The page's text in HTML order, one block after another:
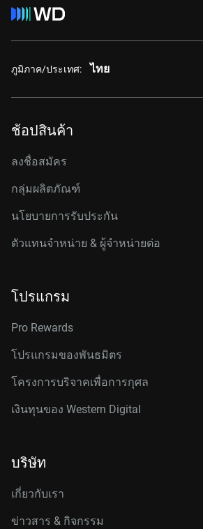
ภูมิภาค/ประเทศ: ไทย
ช้อปสินค้า
ลงชื่อสมัคร
กลุ่มผลิตภัณฑ์
นโยบายการรับประกัน
ตัวแทนจำหน่าย & ผู้จำหน่ายต่อ
โปรแกรม
Pro Rewards
โปรแกรมของพันธมิตร
โครงการบริจาคเพื่อการกุศล
เงินทุนของ Western Digital
บริษัท
เกี่ยวกับเรา
ข่าวสาร & กิจกรรม